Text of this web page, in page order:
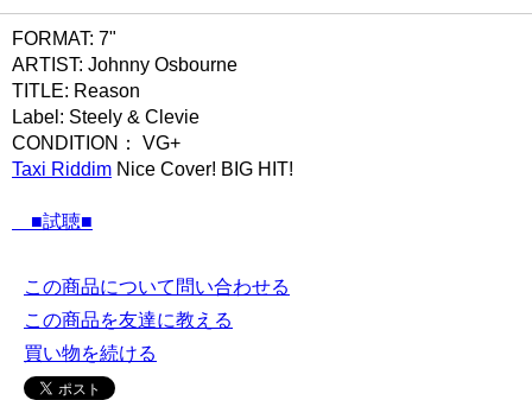
FORMAT: 7"
ARTIST: Johnny Osbourne
TITLE: Reason
Label: Steely & Clevie
CONDITION： VG+
Taxi Riddim Nice Cover! BIG HIT!
■試聴■
この商品について問い合わせる
この商品を友達に教える
買い物を続ける